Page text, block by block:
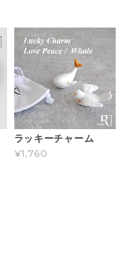
ラッキーチャーム
¥1,760